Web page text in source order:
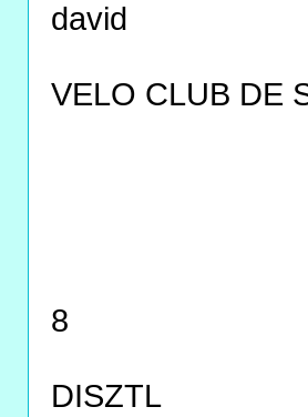
david
VELO CLUB DE
8
DISZTL